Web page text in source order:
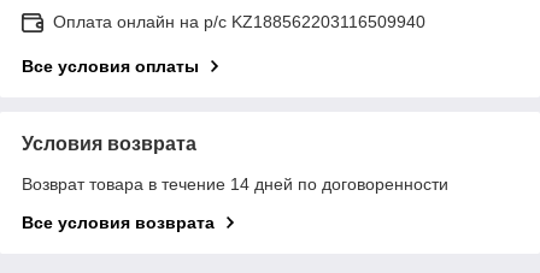
Оплата онлайн на р/с KZ188562203116509940
Все условия оплаты
Условия возврата
Возврат товара в течение 14 дней по договоренности
Все условия возврата